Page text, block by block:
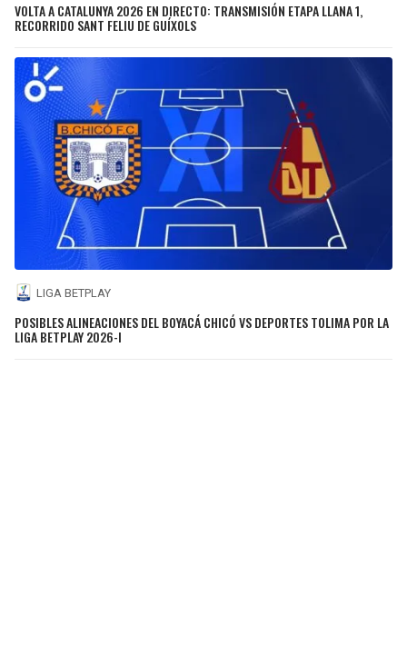
VOLTA A CATALUNYA 2026 EN DIRECTO: TRANSMISIÓN ETAPA LLANA 1,
RECORRIDO SANT FELIU DE GUÍXOLS
LIGA BETPLAY
POSIBLES ALINEACIONES DEL BOYACÁ CHICÓ VS DEPORTES TOLIMA POR LA
LIGA BETPLAY 2026-I